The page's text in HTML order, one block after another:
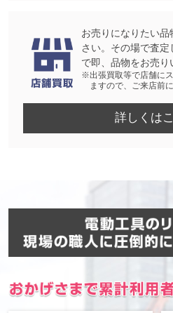
お売りになりたい
さい。その場で査
で即、品物をお売り
※出張買取等で店舗に
ますので、ご来店前
詳しくは